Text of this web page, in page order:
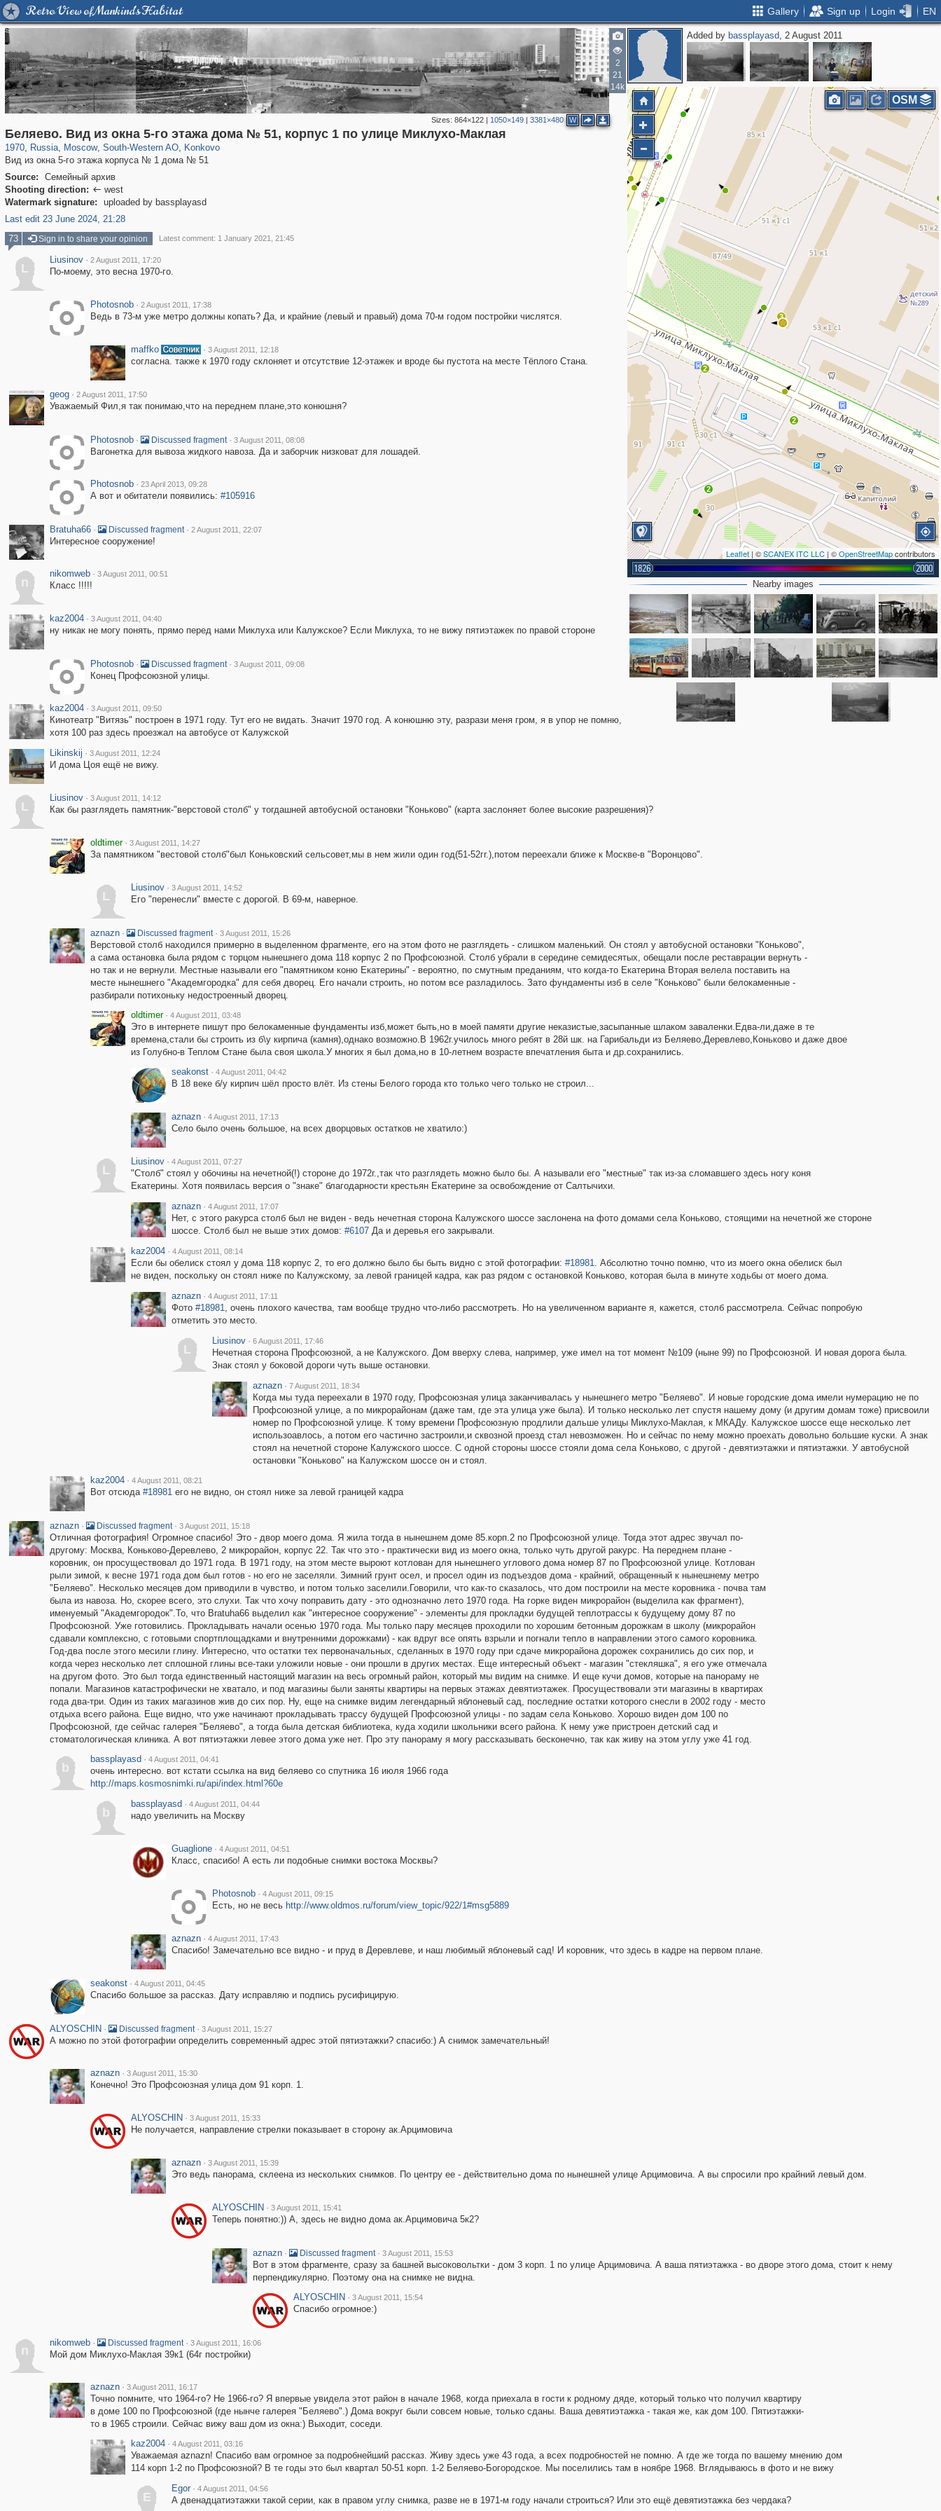
Retro View of Mankind's Habitat Gallery Sign up Login EN
2
21
14k
Sizes: 864×122| 1050×149| 3381×480 W
Беляево. Вид из окна 5-го этажа дома № 51, корпус 1 по улице Миклухо-Маклая
1970, Russia
1,406,840 29,243
, Moscow
319,861 8,286
, South-Western AO
12,415 76
, Konkovo
857 1
Вид из окна 5-го этажа корпуса № 1 дома № 51
Source:
Семейный архив
Shooting direction:  west
Watermark signature:
uploaded by bassplayasd
Last edit 23 June 2024, 21:28
Added by bassplayasd, 2 August 2011
2
2
2
3
Leaflet | ©SCANEX ITC LLC | ©OpenStreetMapcontributors
1826 2000
OSM
Nearby images
73 Sign in to share your opinion Latest comment: 1 January 2021, 21:45
L
Liusinov · 2 August 2011, 17:20
По-моему, это весна 1970-го.
Photosnob · 2 August 2011, 17:38
Ведь в 73-м уже метро должны копать? Да, и крайние (левый и правый) дома 70-м годом постройки числятся.
maffko · 3 August 2011, 12:18
согласна. также к 1970 году склоняет и отсутствие 12-этажек и вроде бы пустота на месте Тёплого Стана.
geog · 2 August 2011, 17:50
Уважаемый Фил,я так понимаю,что на переднем плане,это конюшня?
Photosnob · Discussed fragment · 3 August 2011, 08:08
Вагонетка для вывоза жидкого навоза. Да и заборчик низковат для лошадей.
Photosnob · 23 April 2013, 09:28
А вот и обитатели появились: #105916
Bratuha66 · Discussed fragment · 2 August 2011, 22:07
Интересное сооружение!
n
nikomweb · 3 August 2011, 00:51
Класс !!!!!
kaz2004 · 3 August 2011, 04:40
ну никак не могу понять, прямо перед нами Миклуха или Калужское? Если Миклуха, то не вижу пятиэтажек по правой стороне
Photosnob · Discussed fragment · 3 August 2011, 09:08
Конец Профсоюзной улицы.
kaz2004 · 3 August 2011, 09:50
Кинотеатр "Витязь" построен в 1971 году. Тут его не видать. Значит 1970 год. А конюшню эту, разрази меня гром, я в упор не помню,
хотя 100 раз здесь проезжал на автобусе от Калужской
Likinskij · 3 August 2011, 12:24
И дома Цоя ещё не вижу.
L
Liusinov · 3 August 2011, 14:12
Как бы разглядеть памятник-"верстовой столб" у тогдашней автобусной остановки "Коньково" (карта заслоняет более высокие разрешения)?
oldtimer · 3 August 2011, 14:27
За памятником "вестовой столб"был Коньковский сельсовет,мы в нем жили один год(51-52гг.),потом переехали ближе к Москве-в "Воронцово".
L
Liusinov · 3 August 2011, 14:52
Его "перенесли" вместе с дорогой. В 69-м, наверное.
aznazn · Discussed fragment · 3 August 2011, 15:26
Верстовой столб находился примерно в выделенном фрагменте, его на этом фото не разглядеть - слишком маленький. Он стоял у автобусной остановки "Коньково",
а сама остановка была рядом с торцом нынешнего дома 118 корпус 2 по Профсоюзной. Столб убрали в середине семидесятых, обещали после реставрации вернуть -
но так и не вернули. Местные называли его "памятником коню Екатерины" - вероятно, по смутным преданиям, что когда-то Екатерина Вторая велела поставить на
месте нынешнего "Академгородка" для себя дворец. Его начали строить, но потом все разладилось. Зато фундаменты изб в селе "Коньково" были белокаменные -
разбирали потихоньку недостроенный дворец.
oldtimer · 4 August 2011, 03:48
Это в интернете пишут про белокаменные фундаменты изб,может быть,но в моей памяти другие неказистые,засыпанные шлаком заваленки.Едва-ли,даже в те
времена,стали бы строить из б\у кирпича (камня),однако возможно.В 1962г.училось много ребят в 28й шк. на Гарибальди из Беляево,Деревлево,Коньково и даже двое
из Голубно-в Теплом Стане была своя школа.У многих я был дома,но в 10-летнем возрасте впечатления быта и др.сохранились.
seakonst · 4 August 2011, 04:42
В 18 веке б/у кирпич шёл просто влёт. Из стены Белого города кто только чего только не строил...
aznazn · 4 August 2011, 17:13
Село было очень большое, на всех дворцовых остатков не хватило:)
L
Liusinov · 4 August 2011, 07:27
"Столб" стоял у обочины на нечетной(!) стороне до 1972г.,так что разглядеть можно было бы. А называли его "местные" так из-за сломавшего здесь ногу коня
Екатерины. Хотя появилась версия о "знаке" благодарности крестьян Екатерине за освобождение от Салтычихи.
aznazn · 4 August 2011, 17:07
Нет, с этого ракурса столб был не виден - ведь нечетная сторона Калужского шоссе заслонена на фото домами села Коньково, стоящими на нечетной же стороне
шоссе. Столб был не выше этих домов: #6107Да и деревья его закрывали.
kaz2004 · 4 August 2011, 08:14
Если бы обелиск стоял у дома 118 корпус 2, то его должно было бы быть видно с этой фотографии: #18981. Абсолютно точно помню, что из моего окна обелиск был
не виден, поскольку он стоял ниже по Калужскому, за левой границей кадра, как раз рядом с остановкой Коньково, которая была в минуте ходьбы от моего дома.
aznazn · 4 August 2011, 17:11
Фото #18981, очень плохого качества, там вообще трудно что-либо рассмотреть. Но на увеличенном варианте я, кажется, столб рассмотрела. Сейчас попробую
отметить это место.
L
Liusinov · 6 August 2011, 17:46
Нечетная сторона Профсоюзной, а не Калужского. Дом вверху слева, например, уже имел на тот момент №109 (ныне 99) по Профсоюзной. И новая дорога была.
Знак стоял у боковой дороги чуть выше остановки.
aznazn · 7 August 2011, 18:34
Когда мы туда переехали в 1970 году, Профсоюзная улица заканчивалась у нынешнего метро "Беляево". И новые городские дома имели нумерацию не по
Профсоюзной улице, а по микрорайонам (даже там, где эта улица уже была). И только несколько лет спустя нашему дому (и другим домам тоже) присвоили
номер по Профсоюзной улице. К тому времени Профсоюзную продлили дальше улицы Миклухо-Маклая, к МКАДу. Калужское шоссе еще несколько лет
использоавлось, а потом его частично застроили,и сквозной проезд стал невозможен. Но и сейчас по нему можно проехать довольно большие куски. А знак
стоял на нечетной стороне Калужского шоссе. С одной стороны шоссе стояли дома села Коньково, с другой - девятиэтажки и пятиэтажки. У автобусной
остановки "Коньково" на Калужском шоссе он и стоял.
kaz2004 · 4 August 2011, 08:21
Вот отсюда #18981его не видно, он стоял ниже за левой границей кадра
aznazn · Discussed fragment · 3 August 2011, 15:18
Отличная фотография! Огромное спасибо! Это - двор моего дома. Я жила тогда в нынешнем доме 85.корп.2 по Профсоюзной улице. Тогда этот адрес звучал по-
другому: Москва, Коньково-Деревлево, 2 микрорайон, корпус 22. Так что это - практически вид из моего окна, только чуть другой ракурс. На переднем плане -
коровник, он просуществовал до 1971 года. В 1971 году, на этом месте выроют котлован для нынешнего углового дома номер 87 по Профсоюзной улице. Котлован
рыли зимой, к весне 1971 года дом был готов - но его не заселяли. Зимний грунт осел, и просел один из подъездов дома - крайний, обращенный к нынешнему метро
"Беляево". Несколько месяцев дом приводили в чувство, и потом только заселили.Говорили, что как-то сказалось, что дом построили на месте коровника - почва там
была из навоза. Но, скорее всего, это слухи. Так что хочу поправить дату - это однозначно лето 1970 года. На горке виден микрорайон (выделила как фрагмент),
именуемый "Академгородок".То, что Bratuha66 выделил как "интересное сооружение" - элементы для прокладки будущей теплотрассы к будущему дому 87 по
Профсоюзной. Уже готовились. Прокладывать начали осенью 1970 года. Мы только пару месяцев проходили по хорошим бетонным дорожкам в школу (микрорайон
сдавали комплексно, с готовыми спортплощадками и внутренними дорожками) - как вдруг все опять взрыли и погнали тепло в направлении этого самого коровника.
Год-два после этого месили глину. Интересно, что остатки тех первоначальных, сделанных в 1970 году при сдаче микрорайона дорожек сохранились до сих пор, и
когда через несколько лет сплошной глины все-таки уложили новые - они прошли в других местах. Еще интересный объект - магазин "стекляшка", я его уже отмечала
на другом фото. Это был тогда единственный настоящий магазин на весь огромный район, который мы видим на снимке. И еще кучи домов, которые на панораму не
попали. Магазинов катастрофически не хватало, и под магазины были заняты квартиры на первых этажах девятиэтажек. Просуществовали эти магазины в квартирах
года два-три. Один из таких магазинов жив до сих пор. Ну, еще на снимке видим легендарный яблоневый сад, последние остатки которого снесли в 2002 году - место
отдыха всего района. Еще видно, что уже начинают прокладывать трассу будущей Профсоюзной улицы - по задам села Коньково. Хорошо виден дом 100 по
Профсоюзной, где сейчас галерея "Беляево", а тогда была детская библиотека, куда ходили школьники всего района. К нему уже пристроен детский сад и
стоматологическая клиника. А вот пятиэтажки левее этого дома уже нет. Про эту панораму я могу рассказывать бесконечно, так как живу на этом углу уже 41 год.
b
bassplayasd · 4 August 2011, 04:41
очень интересно. вот кстати ссылка на вид беляево со спутника 16 июля 1966 года
http://maps.kosmosnimki.ru/api/index.html?60e
b
bassplayasd · 4 August 2011, 04:44
надо увеличить на Москву
Guaglione · 4 August 2011, 04:51
Класс, спасибо! А есть ли подобные снимки востока Москвы?
Photosnob · 4 August 2011, 09:15
Есть, но не весь http://www.oldmos.ru/forum/view_topic/922/1#msg5889
aznazn · 4 August 2011, 17:43
Спасибо! Замечательно все видно - и пруд в Деревлеве, и наш любимый яблоневый сад! И коровник, что здесь в кадре на первом плане.
seakonst · 4 August 2011, 04:45
Спасибо большое за рассказ. Дату исправляю и подпись русифицирую.
ALYOSCHIN · Discussed fragment · 3 August 2011, 15:27
А можно по этой фотографии определить современный адрес этой пятиэтажки? спасибо:) А снимок замечательный!
aznazn · 3 August 2011, 15:30
Конечно! Это Профсоюзная улица дом 91 корп. 1.
ALYOSCHIN · 3 August 2011, 15:33
Не получается, направление стрелки показывает в сторону ак.Арцимовича
aznazn · 3 August 2011, 15:39
Это ведь панорама, склеена из нескольких снимков. По центру ее - действительно дома по нынешней улице Арцимовича. А вы спросили про крайний левый дом.
ALYOSCHIN · 3 August 2011, 15:41
Теперь понятно:)) А, здесь не видно дома ак.Арцимовича 5к2?
aznazn · Discussed fragment · 3 August 2011, 15:53
Вот в этом фрагменте, сразу за башней высоковольтки - дом 3 корп. 1 по улице Арцимовича. А ваша пятиэтажка - во дворе этого дома, стоит к нему
перпендикулярно. Поэтому она на снимке не видна.
ALYOSCHIN · 3 August 2011, 15:54
Спасибо огромное:)
n
nikomweb · Discussed fragment · 3 August 2011, 16:06
Мой дом Миклухо-Маклая 39к1 (64г постройки)
aznazn · 3 August 2011, 16:17
Точно помните, что 1964-го? Не 1966-го? Я впервые увидела этот район в начале 1968, когда приехала в гости к родному дяде, который только что получил квартиру
в доме 100 по Профсоюзной (где нынче галерея "Беляево".) Дома вокруг были совсем новые, только сданы. Ваша девятиэтажка - такая же, как дом 100. Пятиэтажки-
то в 1965 строили. Сейчас вижу ваш дом из окна:) Выходит, соседи.
kaz2004 · 4 August 2011, 03:16
Уважаемая aznazn! Спасибо вам огромное за подробнейший рассказ. Живу здесь уже 43 года, а всех подробностей не помню. А где же тогда по вашему мнению дом
114 корп 1-2 по Профсоюзной? В те годы это был квартал 50-51 корп. 1-2 Беляево-Богородское. Мы поселились там в ноябре 1968. Вглядываюсь в фото и не вижу
E
Egor · 4 August 2011, 04:56
А двенадцатиэтажки такой серии, как в правом углу снимка, разве не в 1971-м году начали строиться? Или это ещё девятиэтажка без чердака?